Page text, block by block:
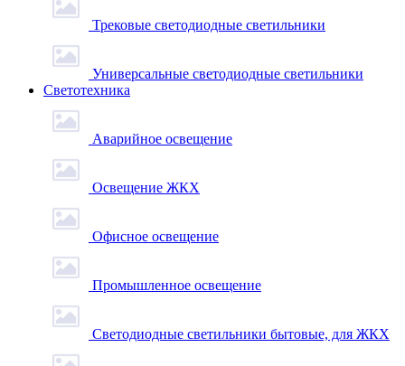
Трековые светодиодные светильники
Универсальные светодиодные светильники
Светотехника
Аварийное освещение
Освещение ЖКХ
Офисное освещение
Промышленное освещение
Светодиодные светильники бытовые, для ЖКХ